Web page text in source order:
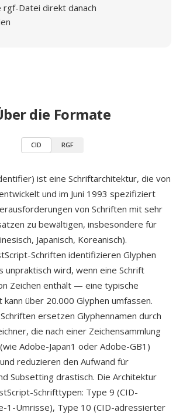
rgf-Datei direkt danach
die Formate
CID RGF
ist eine Schriftarchitektur, die von
und im Juni 1993 spezifiziert
von Schriften mit sehr
zu bewältigen, insbesondere für
Japanisch, Koreanisch).
Schriften identifizieren Glyphen
unpraktisch wird, wenn eine Schrift
Zeichen enthält — eine typische
kann über 20.000 Glyphen umfassen.
ersetzen Glyphennamen durch
die nach einer Zeichensammlung
Adobe-Japan1 oder Adobe-GB1)
reduzieren den Aufwand für
Subsetting drastisch. Die Architektur
Schrifttypen: Type 9 (CID-
1-Umrisse), Type 10 (CID-adressierter